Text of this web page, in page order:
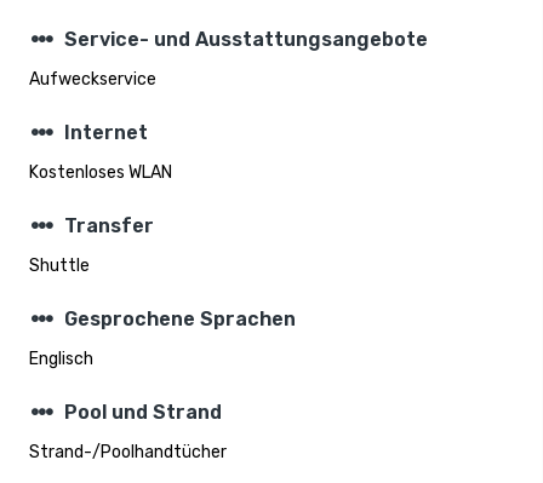
steppers Service- und Ausstattungsangebote
Aufweckservice
steppers Internet
Kostenloses WLAN
steppers Transfer
Shuttle
steppers Gesprochene Sprachen
Englisch
steppers Pool und Strand
Strand-/Poolhandtücher